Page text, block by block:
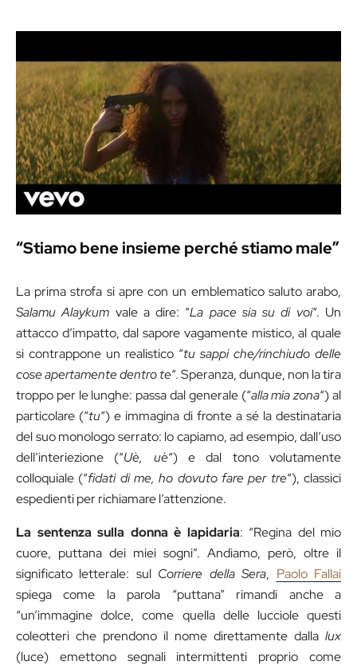
“Stiamo bene insieme perché stiamo male”
La prima strofa si apre con un emblematico saluto arabo,
Salamu Alaykum vale a dire: “La pace sia su di voi“. Un
attacco d’impatto, dal sapore vagamente mistico, al quale
si contrappone un realistico “tu sappi che/rinchiudo delle
cose apertamente dentro te“. Speranza, dunque, non la tira
troppo per le lunghe: passa dal generale (“alla mia zona“) al
particolare (“tu“) e immagina di fronte a sé la destinataria
del suo monologo serrato: lo capiamo, ad esempio, dall’uso
dell’interiezione (“Uè, uè“) e dal tono volutamente
colloquiale (“fidati di me, ho dovuto fare per tre“), classici
espedienti per richiamare l’attenzione.
La sentenza sulla donna è lapidaria: “Regina del mio
cuore, puttana dei miei sogni”. Andiamo, però, oltre il
significato letterale: sul Corriere della Sera, Paolo Fallai
spiega come la parola “puttana” rimandi anche a
“un’immagine dolce, come quella delle lucciole questi
coleotteri che prendono il nome direttamente dalla lux
(luce) emettono segnali intermittenti proprio come